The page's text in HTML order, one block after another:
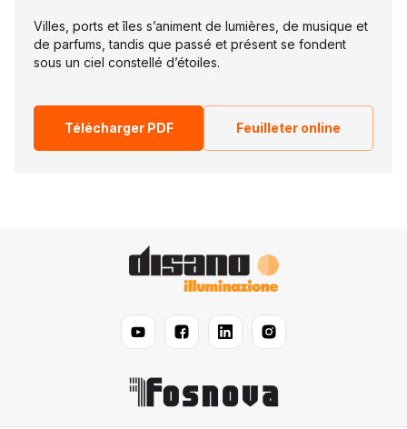
Villes, ports et îles s’animent de lumières, de musique et
de parfums, tandis que passé et présent se fondent
sous un ciel constellé d’étoiles.
Télécharger PDF Feuilleter online